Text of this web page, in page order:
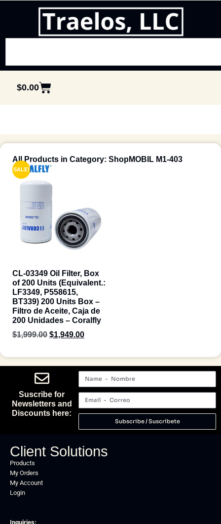
$0.00
All Products in Category: ShopMOBIL M1-403
SALE!
CL-03349 Oil Filter, Box
of 200 Units (Equivalent.:
LF3349, P558615,
BT339) 200 Units Box –
Filtro de Aceite, Caja de
200 Unidades – Coralfly
$1,999.00 $1,949.00
Suscribe for
Newsletters and
Discounts here:
Subscribe / Suscríbete
Client Solutions
Products
My Orders
My Account
Login
Inquiries: